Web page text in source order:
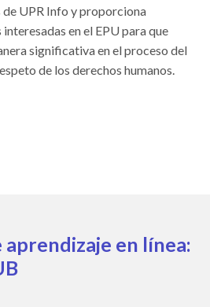
UPR Info y proporciona
en el EPU para que
significativa en el proceso del
de los derechos humanos.
en línea: